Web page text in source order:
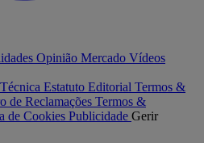
Opinião Mercado Vídeos
Estatuto Editorial Termos &
de Reclamações Termos &
de Cookies Publicidade Gerir